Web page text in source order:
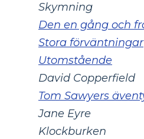
Skymning
Den en gång och
Stora förväntningar
Utomstående
David Copperfield
Tom Sawyers
Jane Eyre
Klockburken